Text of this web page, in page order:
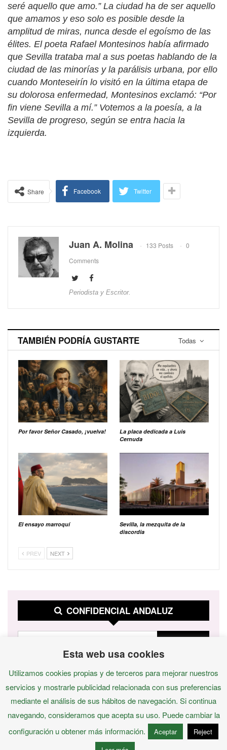
seré aquello que amo.” La ciudad ha de ser aquello
que amamos y eso solo es posible desde la
amplitud de miras, nunca desde el egoísmo de las
élites. El poeta Rafael Montesinos había afirmado
que Sevilla trataba mal a sus poetas hablando de la
ciudad de las minorías y la parálisis urbana, por ello
cuando Monteseirín lo visitó en la última etapa de
su dolorosa enfermedad, Montesinos exclamó: “Por
fin viene Sevilla a mí.” Votemos a la poesía, a la
Sevilla de progreso, según se entra hacia la
izquierda.
Share Facebook Twitter
Juan A. Molina 133 Posts
0
Comments
Periodista y Escritor.
Todas
TAMBIÉN PODRÍA GUSTARTE
Por favor Señor Casado, ¡vuelva!
La placa dedicada a Luis
Cernuda
El ensayo marroquí
Sevilla, la mezquita de la
discordia
PREV NEXT
CONFIDENCIAL ANDALUZ
© 2026 - Confidencial Andaluz
Esta web usa cookies
Utilizamos cookies propias y de terceros para mejorar nuestros
servicios y mostrarle publicidad relacionada con sus preferencias
mediante el análisis de sus hábitos de navegación. Si continua
navegando, consideramos que acepta su uso. Puede cambiar la
configuración u obtener más información.
Aceptar
Reject